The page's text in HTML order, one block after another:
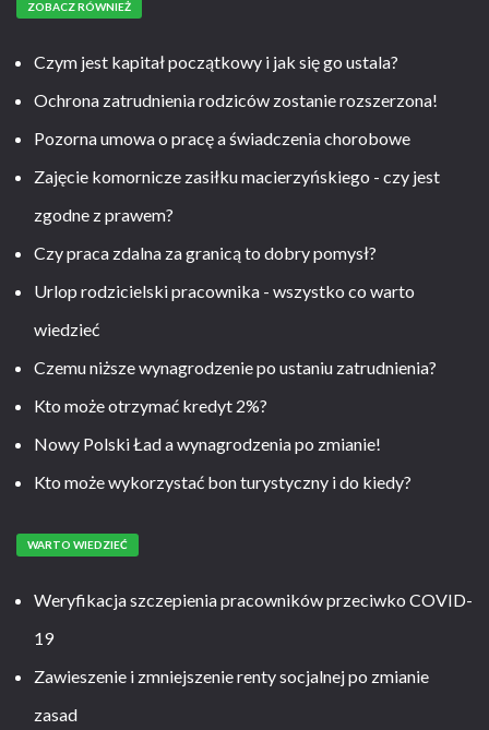
ZOBACZ RÓWNIEŻ
Czym jest kapitał początkowy i jak się go ustala?
Ochrona zatrudnienia rodziców zostanie rozszerzona!
Pozorna umowa o pracę a świadczenia chorobowe
Zajęcie komornicze zasiłku macierzyńskiego - czy jest
zgodne z prawem?
Czy praca zdalna za granicą to dobry pomysł?
Urlop rodzicielski pracownika - wszystko co warto
wiedzieć
Czemu niższe wynagrodzenie po ustaniu zatrudnienia?
Kto może otrzymać kredyt 2%?
Nowy Polski Ład a wynagrodzenia po zmianie!
Kto może wykorzystać bon turystyczny i do kiedy?
WARTO WIEDZIEĆ
Weryfikacja szczepienia pracowników przeciwko COVID-
19
Zawieszenie i zmniejszenie renty socjalnej po zmianie
zasad